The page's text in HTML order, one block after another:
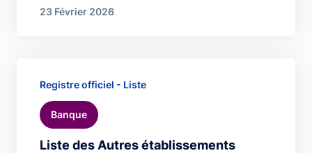
23 Février 2026
Liste des Autres établissements
Registre officiel - Liste
Banque